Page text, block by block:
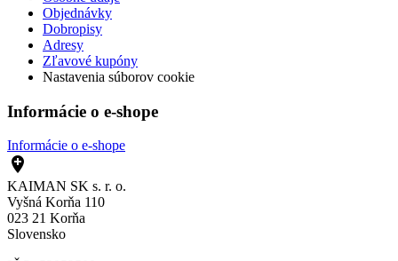
Objednávky
Dobropisy
Adresy
Zľavové kupóny
Nastavenia súborov cookie
Informácie o e-shope
Informácie o e-shope

KAIMAN SK s. r. o.
Vyšná Korňa 110
023 21 Korňa
Slovensko